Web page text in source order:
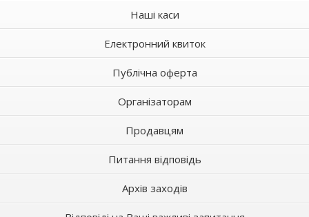
Наші каси
Електронний квиток
Публічна оферта
Організаторам
Продавцям
Питання відповідь
Архів заходів